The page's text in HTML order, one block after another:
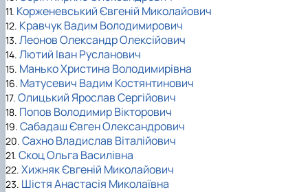
11. Корженевський Євгеній Миколайович
12. Кравчук Вадим Володимирович
13. Леонов Олександр Олексійович
14. Лютий Іван Русланович
15. Манько Христина Володимирівна
16. Матусевич Вадим Костянтинович
17. Олицький Ярослав Сергійович
18. Попов Володимир Вікторович
19. Сабадаш Євген Олександрович
20. Сахно Владислав Віталійович
21. Скоц Ольга Василівна
22. Хижняк Євгеній Миколайович
23. Шістя Анастасія Миколаївна